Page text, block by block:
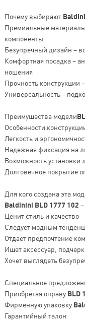
Почему выбирают
Премиальные
компоненты
Безупречный дизайн –
Комфортная посадка –
ношения
Прочность конструкции
Универсальность –
Преимущества модели
Особенности
Легкость и
Надежная фиксация на
Возможность установки
Долговечное покрытие
Для кого создана эта
Baldinini BLD 1777 102
Ценит стиль и качество
Следует модным
Отдает предпочтение
Ищет аксессуар,
Хочет выглядеть
Специальное
Приобретая оправу BLD
Фирменную упаковку
Гарантийный талон